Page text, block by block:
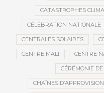
CATASTROPHES
CÉLÉBRATION NATIONALE
CENTRALES SOLAIRES
CENTRE MALI CENTRE
CÉRÉMONIE
CHAÎNES